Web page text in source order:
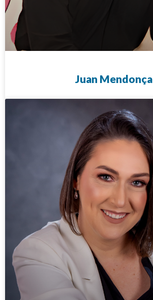
Juan Mendonça